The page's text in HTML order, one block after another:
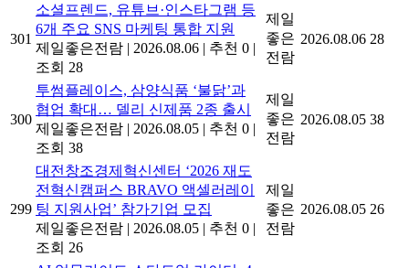
301
소셜프렌드, 유튜브·인스타그램 등
6개 주요 SNS 마케팅 통합 지원
제일좋은전람 | 2026.08.06 | 추천 0 |
조회 28
제일
좋은
전람
2026.08.06 28
300
투썸플레이스, 삼양식품 ‘불닭’과
협업 확대… 델리 신제품 2종 출시
제일좋은전람 | 2026.08.05 | 추천 0 |
조회 38
제일
좋은
전람
2026.08.05 38
299
대전창조경제혁신센터 ‘2026 재도
전혁신캠퍼스 BRAVO 액셀러레이
팅 지원사업’ 참가기업 모집
제일좋은전람 | 2026.08.05 | 추천 0 |
조회 26
제일
좋은
전람
2026.08.05 26